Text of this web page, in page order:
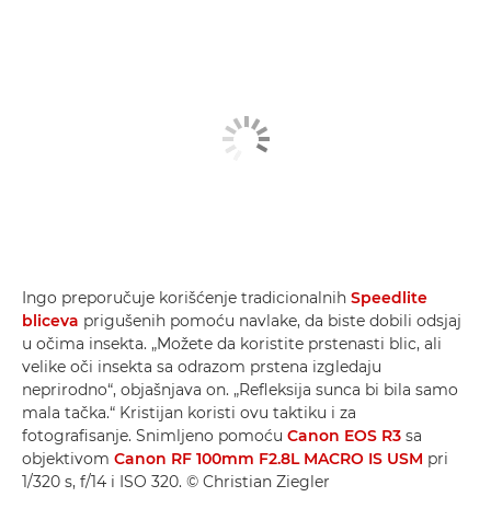
Ingo preporučuje korišćenje tradicionalnih Speedlite
bliceva prigušenih pomoću navlake, da biste dobili odsjaj
u očima insekta. „Možete da koristite prstenasti blic, ali
velike oči insekta sa odrazom prstena izgledaju
neprirodno“, objašnjava on. „Refleksija sunca bi bila samo
mala tačka.“ Kristijan koristi ovu taktiku i za
fotografisanje. Snimljeno pomoću Canon EOS R3 sa
objektivom Canon RF 100mm F2.8L MACRO IS USM pri
1/320 s, f/14 i ISO 320. © Christian Ziegler